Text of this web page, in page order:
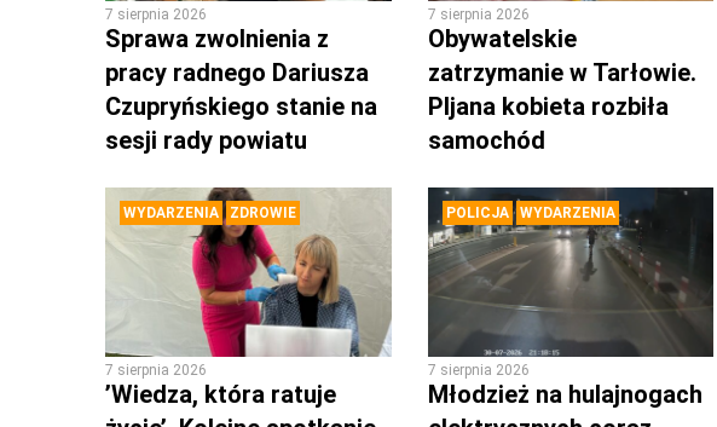
7 sierpnia 2026
Sprawa zwolnienia z
pracy radnego Dariusza
Czupryńskiego stanie na
sesji rady powiatu
7 sierpnia 2026
Obywatelskie
zatrzymanie w Tarłowie.
PIjana kobieta rozbiła
samochód
WYDARZENIA ZDROWIE
7 sierpnia 2026
’Wiedza, która ratuje
POLICJA WYDARZENIA
7 sierpnia 2026
Młodzież na hulajnogach